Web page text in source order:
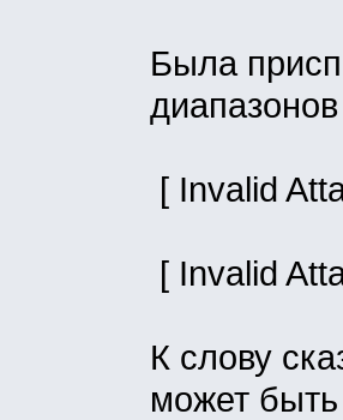
Была
[ Invalid
[ Invalid
К слову
может